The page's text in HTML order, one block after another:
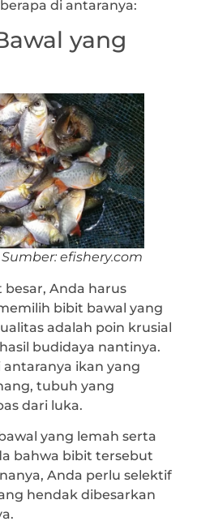
di antaranya:
yang
efishery.com
Anda harus
bibit bawal yang
adalah poin krusial
budidaya nantinya.
ikan yang
tubuh yang
dari luka.
yang lemah serta
bahwa bibit tersebut
Anda perlu selektif
hendak dibesarkan